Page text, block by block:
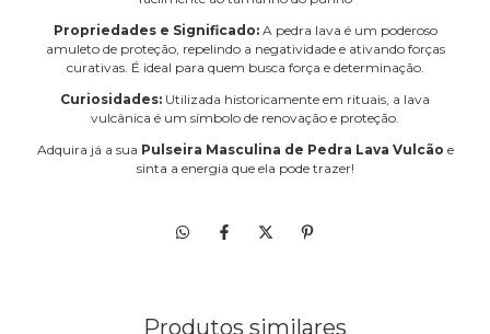
Propriedades e Significado:A pedra lava é um poderoso
amuleto de proteção, repelindo a negatividade e ativando forças
curativas. É ideal para quem busca força e determinação.
Curiosidades: Utilizada historicamente em rituais, a lava
vulcânica é um símbolo de renovação e proteção.
Adquira já a sua Pulseira Masculina de Pedra Lava Vulcão e
sinta a energia que ela pode trazer!
Produtos similares